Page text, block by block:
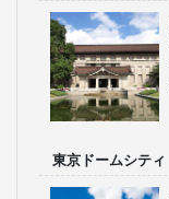
東京ドームシティ